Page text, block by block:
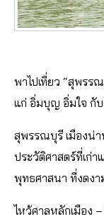
พาไปเที่ยว “สุพรร
แก่ อิ่มบุญ อิ่มใจ กับ
สุพรรณบุรี เมืองน่า
ประวัติศาสตร์ที่เก่า
พุทธศาสนา ที่งดง
ไหว้ศาลหลักเมือง